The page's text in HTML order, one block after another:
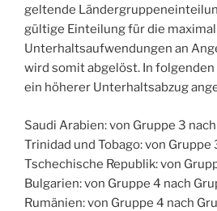
geltende
gültige Einteilung für die
Unterhaltsaufwendungen an
wird somit abgelöst. In
ein höherer Unterhaltsabzug
Saudi Arabien: von Gruppe 3
Trinidad und Tobago: von Gruppe
Tschechische Republik: von
Bulgarien: von Gruppe 4 nach
Rumänien: von Gruppe 4 nach